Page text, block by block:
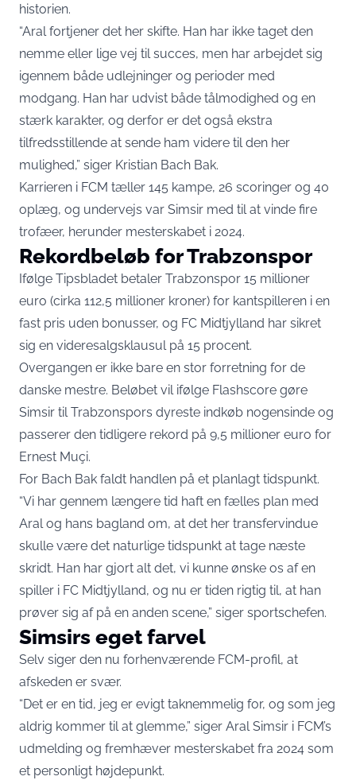
historien.
“Aral fortjener det her skifte. Han har ikke taget den
nemme eller lige vej til succes, men har arbejdet sig
igennem både udlejninger og perioder med
modgang. Han har udvist både tålmodighed og en
stærk karakter, og derfor er det også ekstra
tilfredsstillende at sende ham videre til den her
mulighed,” siger Kristian Bach Bak.
Karrieren i FCM tæller 145 kampe, 26 scoringer og 40
oplæg, og undervejs var Simsir med til at vinde fire
trofæer, herunder mesterskabet i 2024.
Rekordbeløb for Trabzonspor
Ifølge Tipsbladet betaler Trabzonspor 15 millioner
euro (cirka 112,5 millioner kroner) for kantspilleren i en
fast pris uden bonusser, og FC Midtjylland har sikret
sig en videresalgsklausul på 15 procent.
Overgangen er ikke bare en stor forretning for de
danske mestre. Beløbet vil ifølge Flashscore gøre
Simsir til Trabzonspors dyreste indkøb nogensinde og
passerer den tidligere rekord på 9,5 millioner euro for
Ernest Muçi.
For Bach Bak faldt handlen på et planlagt tidspunkt.
“Vi har gennem længere tid haft en fælles plan med
Aral og hans bagland om, at det her transfervindue
skulle være det naturlige tidspunkt at tage næste
skridt. Han har gjort alt det, vi kunne ønske os af en
spiller i FC Midtjylland, og nu er tiden rigtig til, at han
prøver sig af på en anden scene,” siger sportschefen.
Simsirs eget farvel
Selv siger den nu forhenværende FCM-profil, at
afskeden er svær.
“Det er en tid, jeg er evigt taknemmelig for, og som jeg
aldrig kommer til at glemme,” siger Aral Simsir i FCM’s
udmelding og fremhæver mesterskabet fra 2024 som
et personligt højdepunkt.